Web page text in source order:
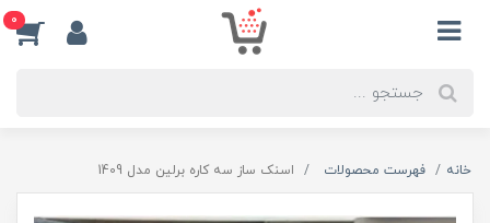
0
خانه فهرست محصولات اسنک ساز سه کاره برلین مدل 1409